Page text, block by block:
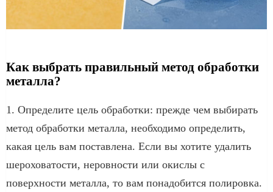
Как выбрать правильный метод обработки
металла?
1. Определите цель обработки: прежде чем выбирать
метод обработки металла, необходимо определить,
какая цель вам поставлена. Если вы хотите удалить
шероховатости, неровности или окислы с
поверхности металла, то вам понадобится полировка.